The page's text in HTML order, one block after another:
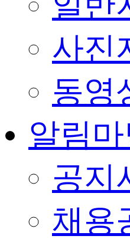
사진
동영
알림
공지
채용